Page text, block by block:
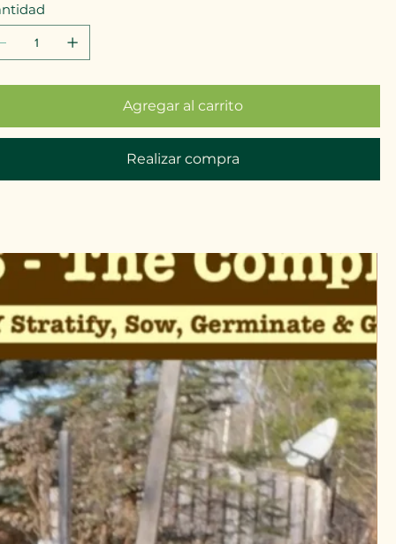
Agregar al carrito
Realizar compra